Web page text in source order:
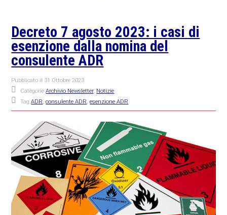
Decreto 7 agosto 2023: i casi di
esenzione dalla nomina del
consulente ADR
Pubblicato il 31 Ottobre 2023
CategorieArchivio Newsletter, Notizie
TagADR ,consulente ADR ,esenzione ADR